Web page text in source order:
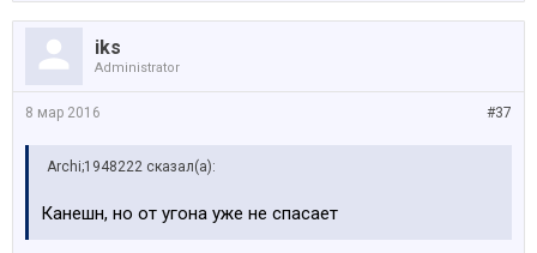
iks
Administrator
#37
8 мар 2016
Archi;1948222 сказал(а):
Канешн, но от угона уже не спасает